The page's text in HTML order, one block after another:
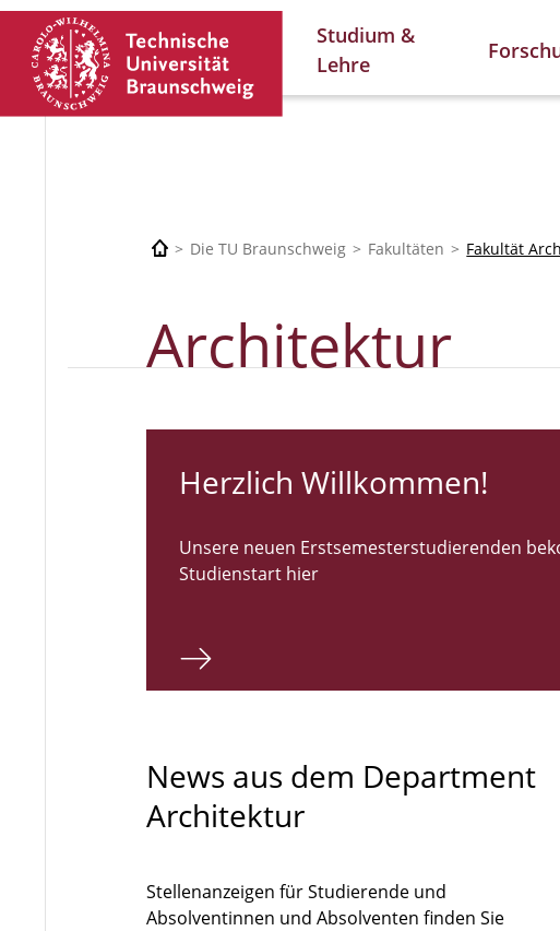
Studium &
Lehre
Die TU Braunschweig Fakultäten Fakultät
Architektur
Herzlich Willkommen!
Unsere neuen Erstsemesterstudierenden
Studienstart hier
News aus dem Department
Architektur
Stellenanzeigen für Studierende und
Absolventinnen und Absolventen finden Sie